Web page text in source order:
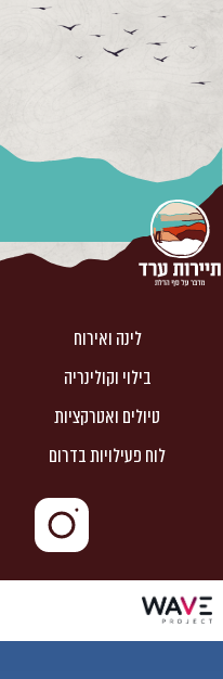
לינה ואירוח
בילוי וקולינריה
טיולים ואטרקציות
לוח פעילויות בדרום